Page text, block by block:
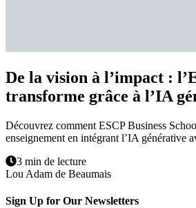
De la vision à l’impact :
transforme grâce à l’IA
Découvrez comment ESCP Business
enseignement en intégrant l’IA générative
3 min de lecture
Lou Adam de Beaumais
Sign Up for Our Newsletters